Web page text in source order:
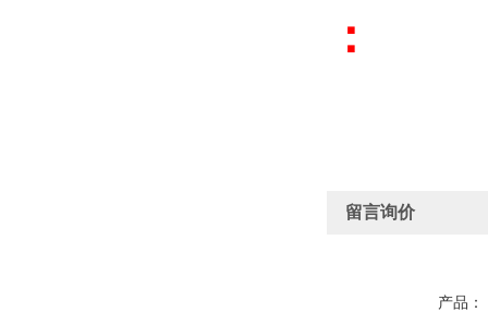
：
留言询价
产品：